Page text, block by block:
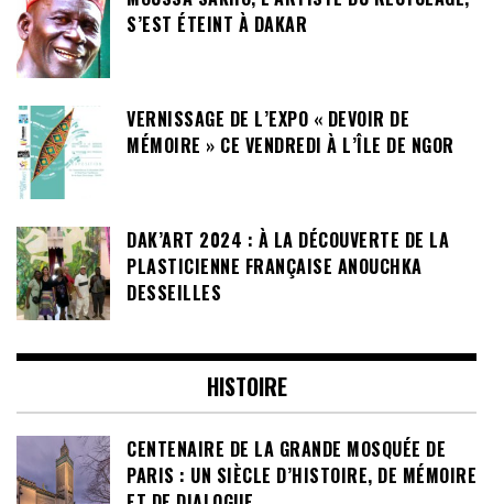
S’EST ÉTEINT À DAKAR
VERNISSAGE DE L’EXPO « DEVOIR DE
MÉMOIRE » CE VENDREDI À L’ÎLE DE NGOR
DAK’ART 2024 : À LA DÉCOUVERTE DE LA
PLASTICIENNE FRANÇAISE ANOUCHKA
DESSEILLES
HISTOIRE
CENTENAIRE DE LA GRANDE MOSQUÉE DE
PARIS : UN SIÈCLE D’HISTOIRE, DE MÉMOIRE